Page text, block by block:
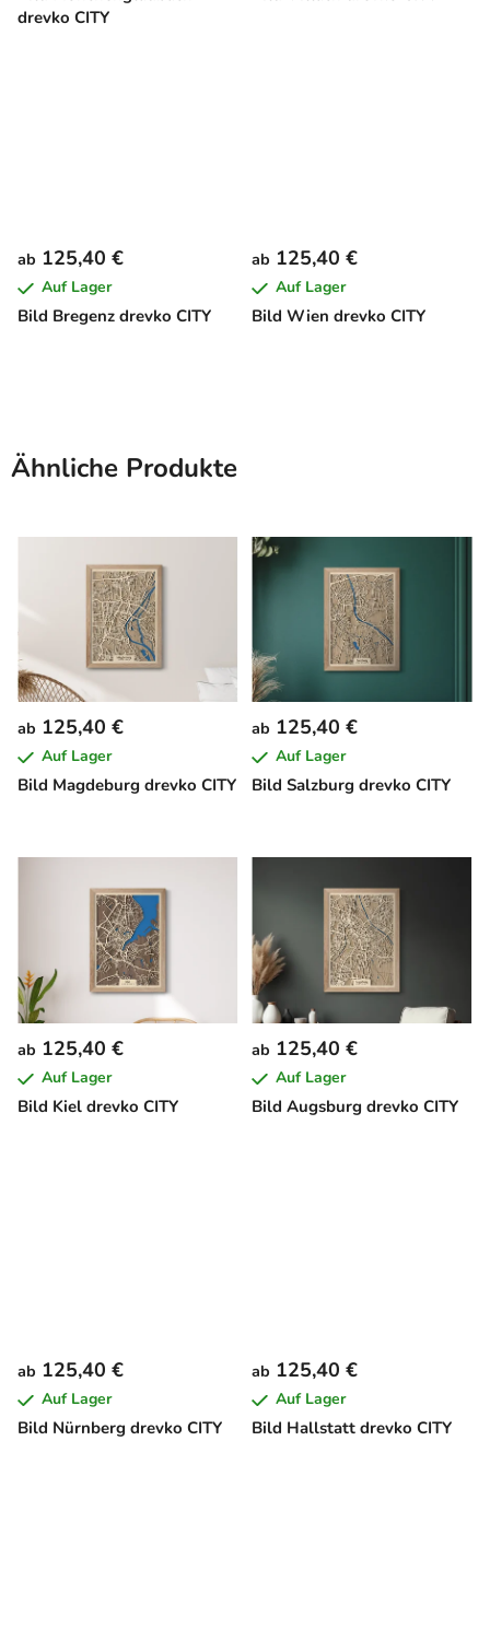
drevko CITY
Bild Bregenz drevko CITY
ab 125,40 €
Auf Lager
Bild Wien drevko CITY
ab 125,40 €
Auf Lager
Ähnliche Produkte
Bild Magdeburg drevko CITY
ab 125,40 €
Auf Lager
Bild Salzburg drevko CITY
ab 125,40 €
Auf Lager
Bild Kiel drevko CITY
ab 125,40 €
Auf Lager
Bild Augsburg drevko CITY
ab 125,40 €
Auf Lager
Bild Nürnberg drevko CITY
ab 125,40 €
Auf Lager
Bild Hallstatt drevko CITY
ab 125,40 €
Auf Lager